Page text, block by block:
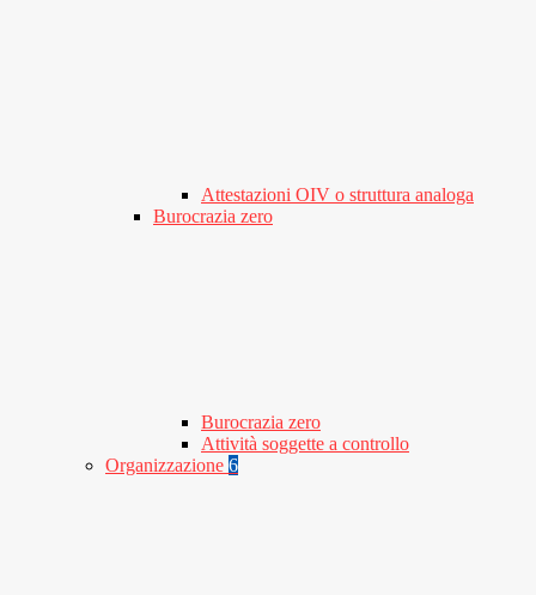
Attestazioni OIV o struttura analoga
Burocrazia zero
Burocrazia zero
Attività soggette a controllo
Organizzazione 6